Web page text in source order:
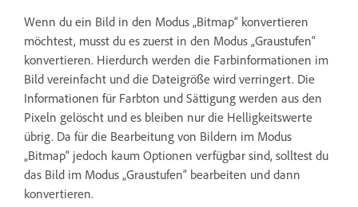
Wenn du ein Bild in den Modus „Bitmap“ konvertieren
möchtest, musst du es zuerst in den Modus „Graustufen“
konvertieren. Hierdurch werden die Farbinformationen im
Bild vereinfacht und die Dateigröße wird verringert. Die
Informationen für Farbton und Sättigung werden aus den
Pixeln gelöscht und es bleiben nur die Helligkeitswerte
übrig. Da für die Bearbeitung von Bildern im Modus
„Bitmap“ jedoch kaum Optionen verfügbar sind, solltest du
das Bild im Modus „Graustufen“ bearbeiten und dann
konvertieren.